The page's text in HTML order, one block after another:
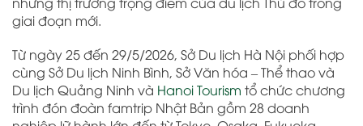
giai đoạn mới.
Từ ngày 25 đến 29/5/2026, Sở Du lịch Hà Nội phối hợp
cùng Sở Du lịch Ninh Bình, Sở Văn hóa – Thể thao và
Du lịch Quảng Ninh và Hanoi Tourism tổ chức chương
trình đón đoàn famtrip Nhật Bản gồm 28 doanh